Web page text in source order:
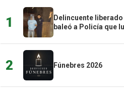
1
Delincuente
baleó a Policía que
2 Fúnebres 2026